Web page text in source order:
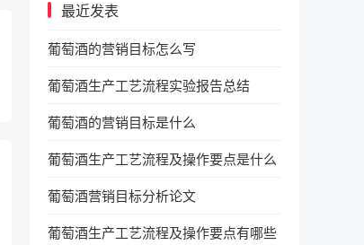
最近发表
葡萄酒的营销目标怎么写
葡萄酒生产工艺流程实验报告总结
葡萄酒的营销目标是什么
葡萄酒生产工艺流程及操作要点是什么
葡萄酒营销目标分析论文
葡萄酒生产工艺流程及操作要点有哪些